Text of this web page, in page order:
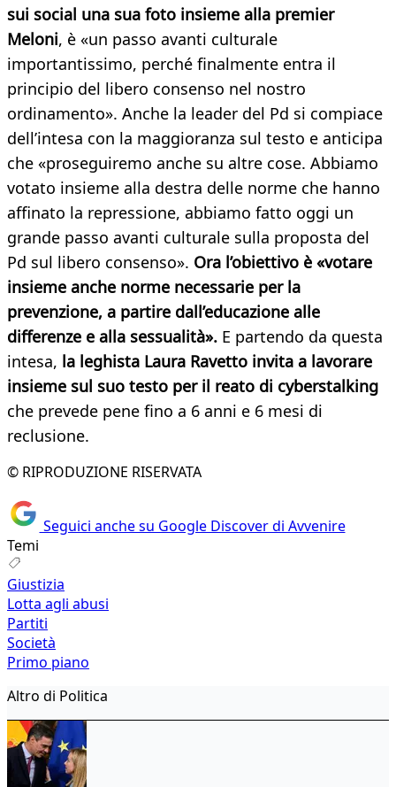
sui social una sua foto insieme alla premier
Meloni, è «un passo avanti culturale
importantissimo, perché finalmente entra il
principio del libero consenso nel nostro
ordinamento». Anche la leader del Pd si compiace
dell’intesa con la maggioranza sul testo e anticipa
che «proseguiremo anche su altre cose. Abbiamo
votato insieme alla destra delle norme che hanno
affinato la repressione, abbiamo fatto oggi un
grande passo avanti culturale sulla proposta del
Pd sul libero consenso». Ora l’obiettivo è «votare
insieme anche norme necessarie per la
prevenzione, a partire dall’educazione alle
differenze e alla sessualità». E partendo da questa
intesa, la leghista Laura Ravetto invita a lavorare
insieme sul suo testo per il reato di cyberstalking
che prevede pene fino a 6 anni e 6 mesi di
reclusione.
© RIPRODUZIONE RISERVATA
Seguici anche su Google Discover di Avvenire
Temi
Giustizia
Lotta agli abusi
Partiti
Società
Primo piano
Altro di Politica